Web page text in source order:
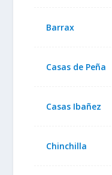
Barrax
Casas de Peña
Casas Ibañez
Chinchilla